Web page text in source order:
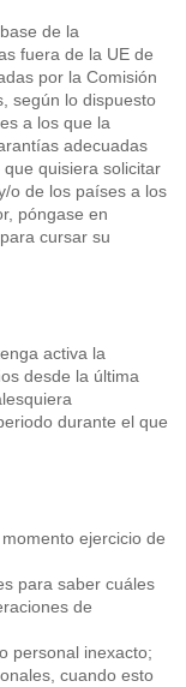
de la
fuera de la UE de
por la Comisión
según lo dispuesto
a los que la
adecuadas
quisiera solicitar
o de los países a los
póngase en
cursar su
activa la
desde la última
durante el que
ejercicio de
para saber cuáles
de
personal inexacto;
cuando esto